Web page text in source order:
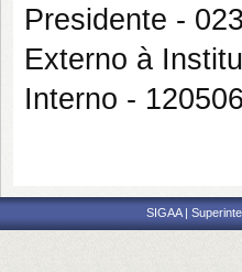
Presidente -
Externo à
Interno -
SIGAA |